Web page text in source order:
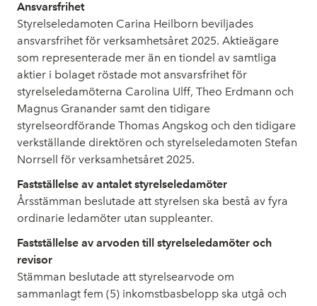
Ansvarsfrihet
Styrelseledamoten Carina Heilborn beviljades
ansvarsfrihet för verksamhetsåret 2025. Aktieägare
som representerade mer än en tiondel av samtliga
aktier i bolaget röstade mot ansvarsfrihet för
styrelseledamöterna Carolina Ulff, Theo Erdmann och
Magnus Granander samt den tidigare
styrelseordförande Thomas Angskog och den tidigare
verkställande direktören och styrelseledamoten Stefan
Norrsell för verksamhetsåret 2025.
Fastställelse av antalet styrelseledamöter
Årsstämman beslutade att styrelsen ska bestå av fyra
ordinarie ledamöter utan suppleanter.
Fastställelse av arvoden till styrelseledamöter och
revisor
Stämman beslutade att styrelsearvode om
sammanlagt fem (5) inkomstbasbelopp ska utgå och